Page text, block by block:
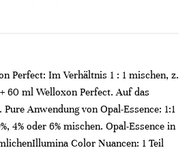
Perfect: Im Verhältnis 1 : 1 mischen, z.
60 ml Welloxon Perfect. Auf das
Anwendung von Opal-Essence: 1:1
4% oder 6% mischen. Opal-Essence in
Color Nuancen: 1 Teil